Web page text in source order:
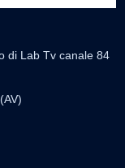
di Lab Tv canale 84